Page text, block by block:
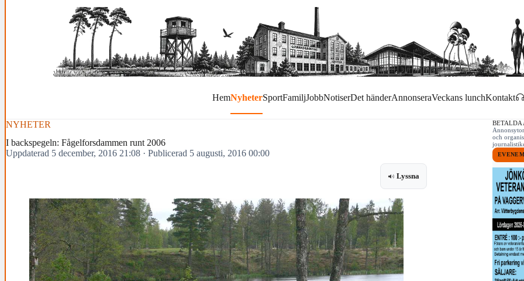
HemNyheterSportFamiljJobbNotiserDet händerAnnonseraVeckans lunchKontakt
NYHETER
I backspegeln: Fågelforsdammen runt 2006
Uppdaterad 5 december, 2016 21:08 · Publicerad 5 augusti, 2016 00:00
Lyssna
BETALDA
och